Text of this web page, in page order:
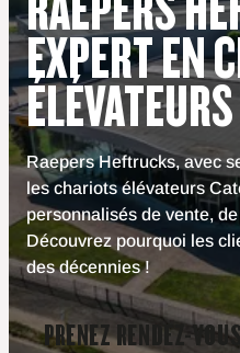
EXPERT EN
Raepers Heftrucks, avec
les chariots élévateurs
personnalisés de vente,
Découvrez pourquoi les
des décennies !
PRENEZ RENDEZ-